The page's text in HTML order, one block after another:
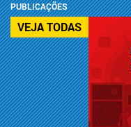
PUBLICAÇÕES
VEJA TODAS